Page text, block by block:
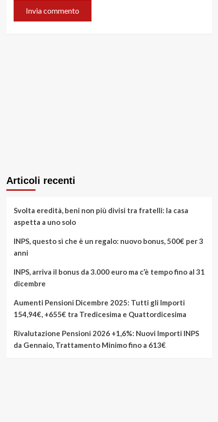
Articoli recenti
Svolta eredità, beni non più divisi tra fratelli: la casa
aspetta a uno solo
INPS, questo sì che è un regalo: nuovo bonus, 500€ per 3
anni
INPS, arriva il bonus da 3.000 euro ma c’è tempo fino al 31
dicembre
Aumenti Pensioni Dicembre 2025: Tutti gli Importi
154,94€, +655€ tra Tredicesima e Quattordicesima
Rivalutazione Pensioni 2026 +1,6%: Nuovi Importi INPS
da Gennaio, Trattamento Minimo fino a 613€